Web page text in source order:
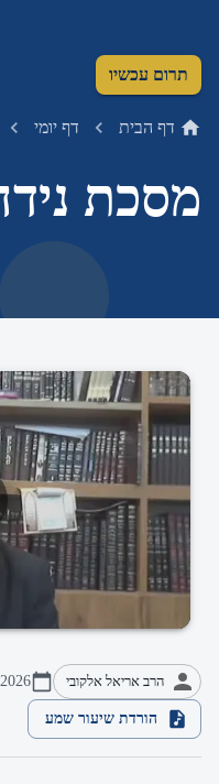
תרום עכשיו
דף הבית דף יומי
מסכת
הרב אריאל אלקובי
הורדת שיעור שמע